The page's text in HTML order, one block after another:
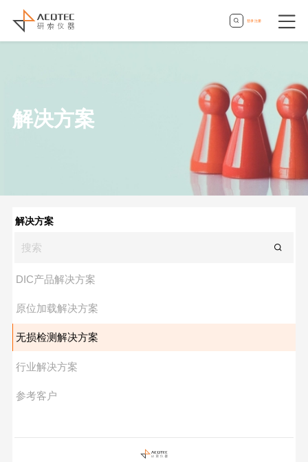
登录|注册
解决方案
解决方案
DIC产品解决方案
原位加载解决方案
无损检测解决方案
行业解决方案
参考客户